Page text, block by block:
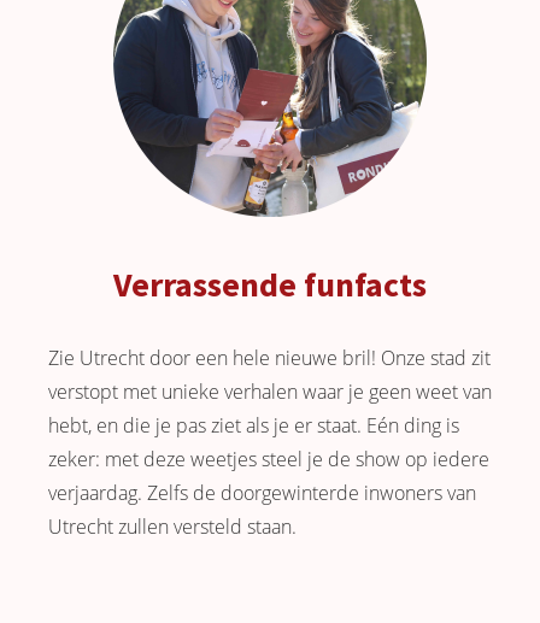
Verrassende funfacts
Zie Utrecht door een hele nieuwe bril! Onze stad zit
verstopt met unieke verhalen waar je geen weet van
hebt, en die je pas ziet als je er staat. Eén ding is
zeker: met deze weetjes steel je de show op iedere
verjaardag. Zelfs de doorgewinterde inwoners van
Utrecht zullen versteld staan.